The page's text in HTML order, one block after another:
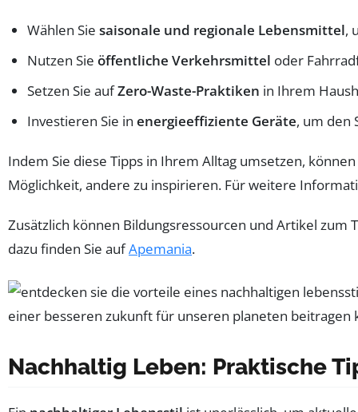
Wählen Sie saisonale und regionale Lebensmittel,
Nutzen Sie öffentliche Verkehrsmittel oder
Setzen Sie aufZero-Waste-Praktiken in Ihrem
Investieren Sie in energieeffiziente Geräte, um den
Indem Sie diese Tipps in Ihrem Alltag umsetzen,
Möglichkeit, andere zu inspirieren. Für weitere
Zusätzlich können Bildungsressourcen und Artikel zum
dazu finden Sie aufApemania.
Nachhaltig Leben: Praktische